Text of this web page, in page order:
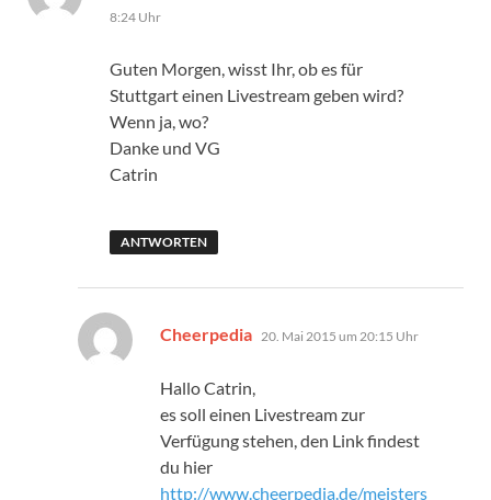
8:24 Uhr
Guten Morgen, wisst Ihr, ob es für
Stuttgart einen Livestream geben wird?
Wenn ja, wo?
Danke und VG
Catrin
ANTWORTEN
Cheerpedia sagt:
20. Mai 2015 um 20:15 Uhr
Hallo Catrin,
es soll einen Livestream zur
Verfügung stehen, den Link findest
du hier
http://www.cheerpedia.de/meisters